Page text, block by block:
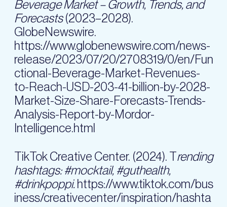
Beverage Market – Growth, Trends, and
Forecasts(2023–2028).
GlobeNewswire.
https://www.globenewswire.com/news-
release/2023/07/20/2708319/0/en/Fun
ctional-Beverage-Market-Revenues-
to-Reach-USD-203-41-billion-by-2028-
Market-Size-Share-Forecasts-Trends-
Analysis-Report-by-Mordor-
Intelligence.html
TikTok Creative Center. (2024). Trending
hashtags: #mocktail, #guthealth,
#drinkpoppi. https://www.tiktok.com/bus
iness/creativecenter/inspiration/hashta